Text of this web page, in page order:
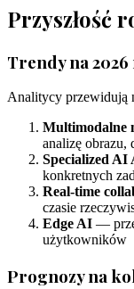
Przyszłość
Trendy na
Analitycy przewidują
Multimodalne
analizę
Specialized AI
konkretnych
Real-time
czasie
Edge AI —
użytkowników
Prognozy na